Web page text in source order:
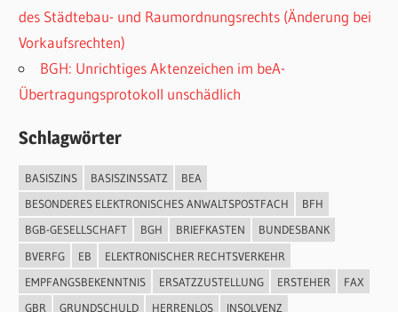
des Städtebau- und Raumordnungsrechts (Änderung bei
Vorkaufsrechten)
BGH: Unrichtiges Aktenzeichen im beA-
Übertragungsprotokoll unschädlich
Schlagwörter
BASISZINS BASISZINSSATZ
BEA
BESONDERES ELEKTRONISCHES ANWALTSPOSTFACH
BFH
BGB-GESELLSCHAFT
BGH BRIEFKASTEN
BUNDESBANK
BVERFG
EB
ELEKTRONISCHER RECHTSVERKEHR
EMPFANGSBEKENNTNIS
ERSATZZUSTELLUNG ERSTEHER
FAX
GBR
GRUNDSCHULD HERRENLOS INSOLVENZ